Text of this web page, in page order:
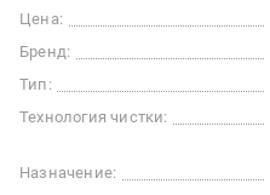
Цена:
Бренд:
Тип:
Технология чистки:
Назначение: